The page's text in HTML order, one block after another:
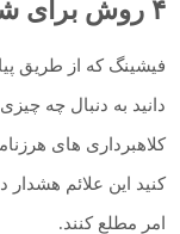
۴ روش برای شناسایی کلاهبرداری پیامکی
فیشینگ که از طریق
دانید به دنبال چه
کلاهبرداری های
کنید این علائم هشدار
امر مطلع کنند.